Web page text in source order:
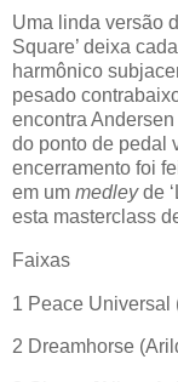
Uma linda versão
Square’ deixa
harmônico
pesado
encontra
do ponto de pedal
encerramento foi
em um medleyde
esta masterclass
Faixas
1 Peace Universal
2 Dreamhorse